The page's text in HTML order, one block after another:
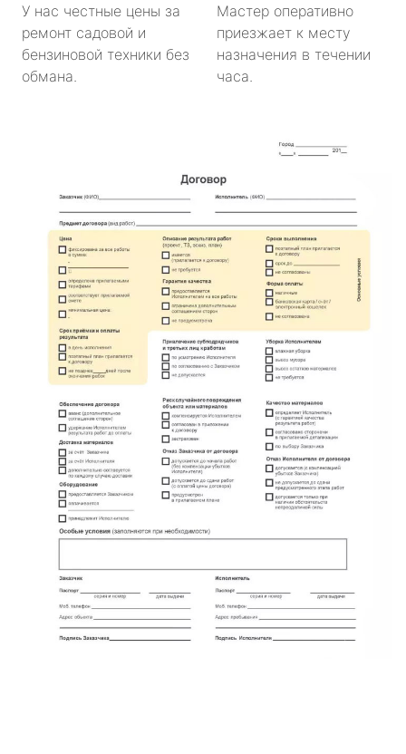
У нас честные цены за
ремонт садовой и
бензиновой техники без
обмана.
Мастер оперативно
приезжает к месту
назначения в течении
часа.